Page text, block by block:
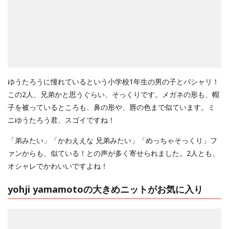
ゆうたろうに憧れているという小学校1年生の男の子とパシャリ！
この2人、兄弟かと思うぐらい、そっくりです。メガネの形も、帽
子を被っているところも、鼻の形や、唇の色まで似ています。ミ
ニゆうたろう君、スゴイですね！
「弟みたい」「かわええな 兄弟みたい」「めっちゃそっくり」フ
ァンからも、似ている！との声が多く寄せられました。2人とも、
オシャレでかわいいですよね！
yohji yamamotoの大きめニットがお気に入り